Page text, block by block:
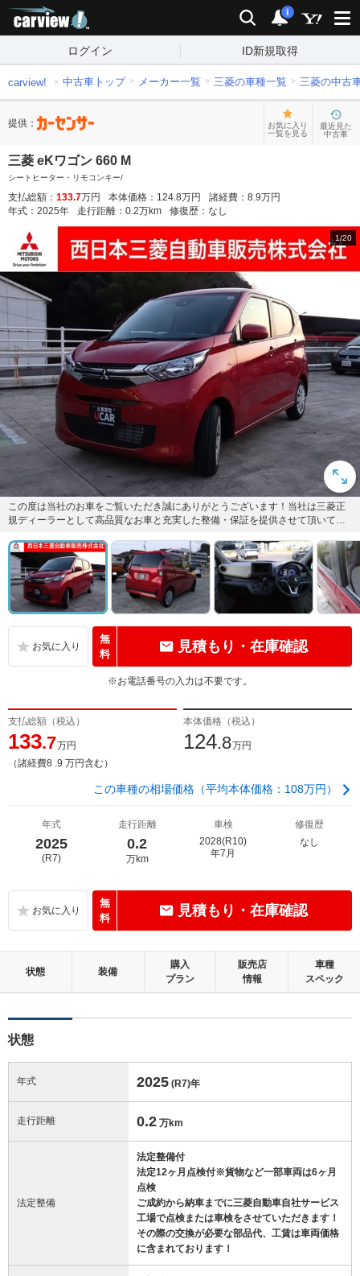
検索 通知
i
ログイン ID新規取得
carview! 中古車トップ メーカー一覧 三菱の車種一覧 三菱の中古
提供：
お気に入り
一覧を見る
最近見た
中古車
三菱 eKワゴン 660 M
シートヒーター・リモコンキー/
支払総額： 133.7万円 本体価格： 124.8万円 諸経費： 8.9万円
年式： 2025年 走行距離： 0.2万km 修復歴： なし
1/20
この度は当社のお車をご覧いただき誠にありがとうございます！当社は三菱正
規ディーラーとして高品質なお車と充実した整備・保証を提供させて頂いてお
無
料
見積もり・在庫確認
※お電話番号の入力は不要です。
支払総額（税込）
133.7万円
（諸経費8 .9 万円含む）
本体価格（税込）
124.8万円
この車種の相場価格（平均本体価格：108万円）
年式
2025
(R7)
走行距離
0.2
万km
車検
2028(R10)
年7月
修復歴
なし
無
料
見積もり・在庫確認
状態 装備
購入
プラン
販売店
情報
車種
スペック
状態
年式 2025 (R7)年
走行距離 0.2 万km
法定整備
法定整備付
法定12ヶ月点検付※貨物など一部車両は6ヶ月
点検
ご成約から納車までに三菱自動車自社サービス
工場で点検または車検をさせていただきます！
その際の交換が必要な部品代、工賃は車両価格
に含まれております！